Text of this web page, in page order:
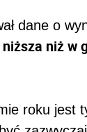
dane o
niż w
roku jest